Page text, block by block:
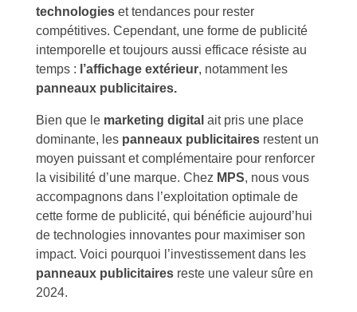
technologies et tendances pour rester
compétitives. Cependant, une forme de publicité
intemporelle et toujours aussi efficace résiste au
temps : l’affichage extérieur, notamment les
panneaux publicitaires.
Bien que le marketing digital ait pris une place
dominante, les panneaux publicitaires restent un
moyen puissant et complémentaire pour renforcer
la visibilité d’une marque. Chez MPS, nous vous
accompagnons dans l’exploitation optimale de
cette forme de publicité, qui bénéficie aujourd’hui
de technologies innovantes pour maximiser son
impact. Voici pourquoi l’investissement dans les
panneaux publicitaires reste une valeur sûre en
2024.